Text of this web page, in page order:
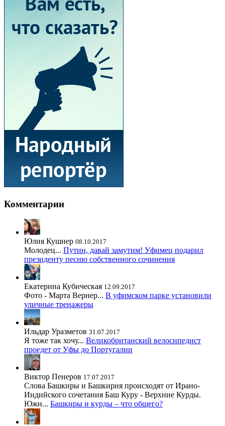
Комментарии
Юлия Кушнер 08.10.2017
Молодец... Путин, давай замутим! Уфимец подарил
президенту песню собственного сочинения
Екатерина Кубическая 12.09.2017
Фото - Марта Вернер... В уфимском парке установили
уличные тренажеры
Ильдар Уразметов 31.07.2017
Я тоже так хочу... Великобританский велосипедист
проедет от Уфы до Португалии
Виктор Пенеров 17.07.2017
Слова Башкиры и Башкирия происходят от Ирано-
Индийского сочетания Баш Куру - Верхние Курды.
Южн... Башкиры и курды – что общего?